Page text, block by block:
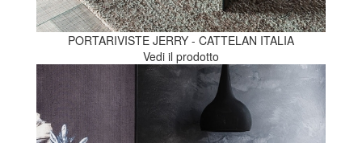
PORTARIVISTE JERRY - CATTELAN ITALIA
Vedi il prodotto